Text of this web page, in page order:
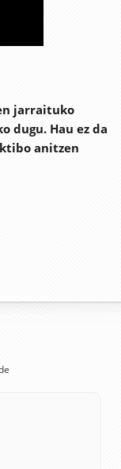
jarraituko
dugu. Hau ez da
anitzen